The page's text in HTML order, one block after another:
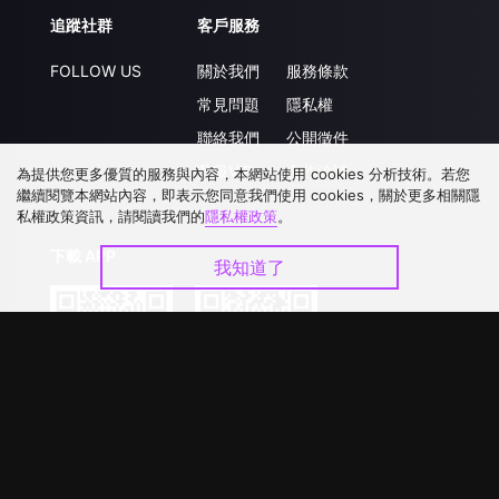
追蹤社群
FOLLOW US
客戶服務
關於我們
常見問題
聯絡我們
升級VIP
服務條款
隱私權
公開徵件
合作洽談
為提供您更多優質的服務與內容，本網站使用 cookies 分析技術。若您
繼續閱覽本網站內容，即表示您同意我們使用 cookies，關於更多相關隱
私權政策資訊，請閱讀我們的隱私權政策。
我知道了